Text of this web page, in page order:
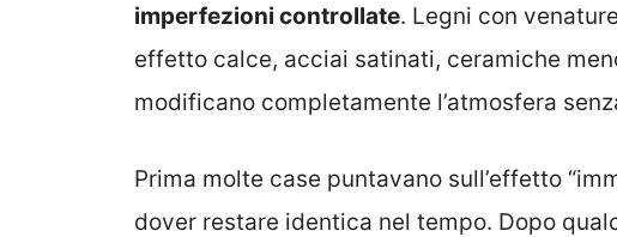
imperfezioni controllate. Legni con
effetto calce, acciai satinati, ceramiche
modificano completamente l’atmosfera
Prima molte case puntavano sull’effetto
dover restare identica nel tempo. Dopo